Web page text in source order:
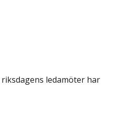
ledamöter har